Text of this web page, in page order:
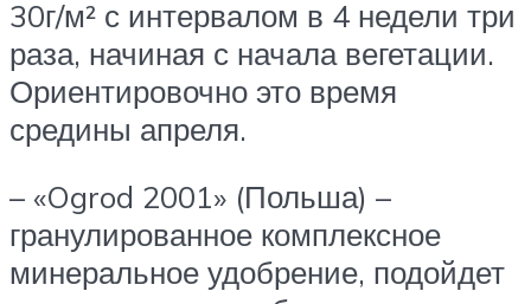
30г/м² с интервалом в 4 недели три
раза, начиная с начала вегетации.
Ориентировочно это время
средины апреля.
– «Ogrod 2001» (Польша) –
гранулированное комплексное
минеральное удобрение, подойдет